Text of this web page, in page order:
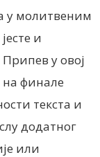
у молитвеним
и
у овој
на финале
текста и
додатног
или